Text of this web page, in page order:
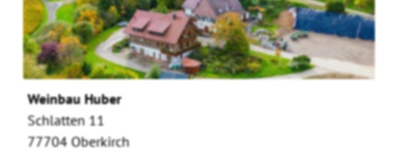
Weinbau Huber
Schlatten 11
77704 Oberkirch